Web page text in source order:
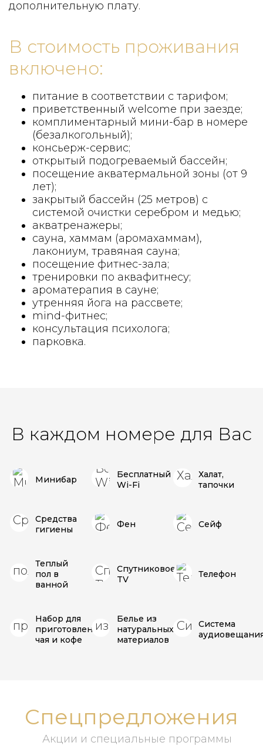
дополнительную плату.
В стоимость проживания
включено:
питание в соответствии с тарифом;
приветственный welcome при заезде;
комплиментарный мини-бар в номере
(безалкогольный);
консьерж-сервис;
открытый подогреваемый бассейн;
посещение акватермальной зоны (от 9
лет);
закрытый бассейн (25 метров) с
системой очистки серебром и медью;
акватренажеры;
сауна, хаммам (аромахаммам),
лакониум, травяная сауна;
посещение фитнес-зала;
тренировки по аквафитнесу;
ароматерапия в сауне;
утренняя йога на рассвете;
mind-фитнес;
консультация психолога;
парковка.
В каждом номере для Вас
Минибар
Бесплатный
Wi-Fi
Халат,
тапочки
Средства
гигиены
Фен Сейф
Теплый
пол в
ванной
Спутниковое
TV
Телефон
Набор для
приготовления
чая и кофе
Белье из
натуральных
материалов
Система
Спецпредложения
Акции и специальные программы